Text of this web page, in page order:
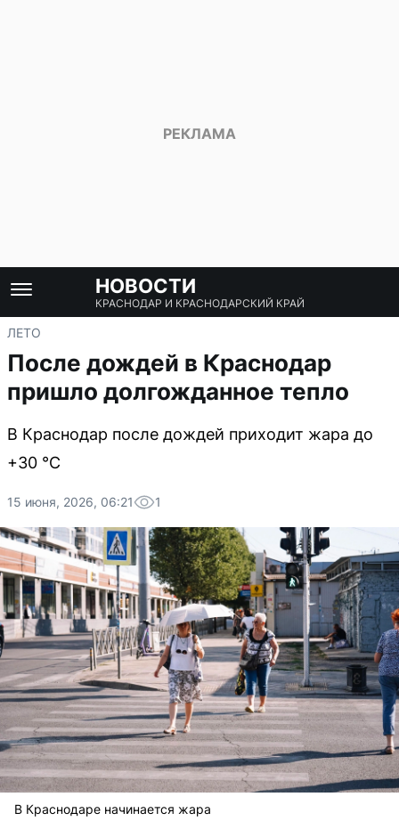
НОВОСТИ
КРАСНОДАР И КРАСНОДАРСКИЙ КРАЙ
ЛЕТО
После дождей в Краснодар
пришло долгожданное тепло
В Краснодар после дождей приходит жара до
+30 °С
15 июня, 2026, 06:21 1
В Краснодаре начинается жара